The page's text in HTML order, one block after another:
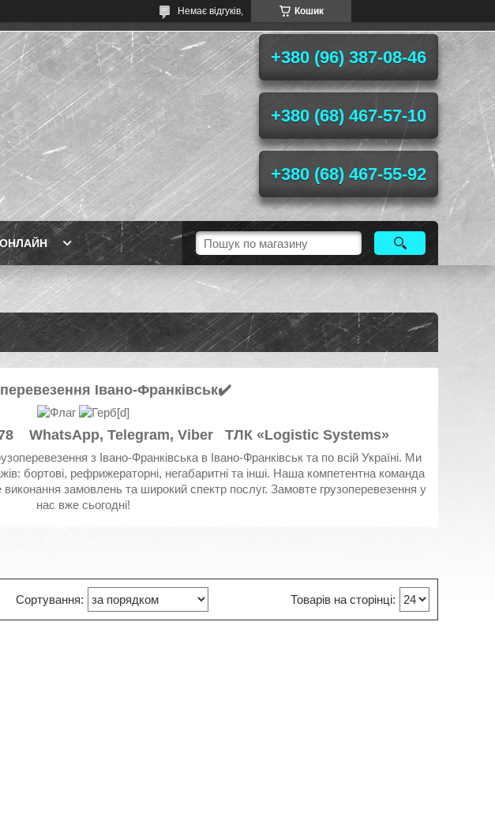
Кошик
Немає відгуків,
+380 (96) 387-08-46
+380 (68) 467-57-10
+380 (68) 467-55-92
Івано-Франківськ✔️
WhatsApp, Telegram, Viber ТЛК «Logistic Systems»
з Івано-Франківська в Івано-Франківськ та по всій Україні. Ми
бортові, рефрижераторні, негабаритні та інші. Наша компетентна команда
виконання замовлень та широкий спектр послуг. Замовте грузоперевезення у
нас вже сьогодні!